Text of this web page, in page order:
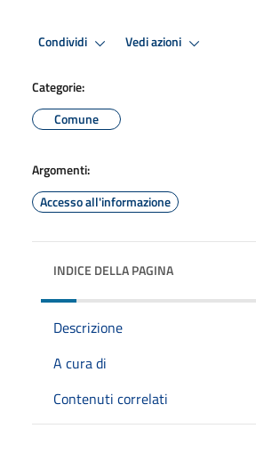
Condividi Vedi azioni
Categorie:
Comune
Argomenti:
Accesso all'informazione
INDICE DELLA PAGINA
Descrizione
A cura di
Contenuti correlati